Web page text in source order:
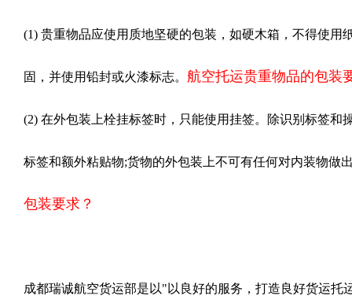
(1) 贵重物品应使用质地坚硬的包装，如硬木箱，不得使用
固，并使用铅封或火漆标志。 航空托运贵重物品的包装
(2) 在外包装上栓挂标签时，只能使用挂签。除识别标签和
标签和额外粘贴物;货物的外包装上不可有任何对内装物做
包装要求？
成都瑞诚航空货运部是以"以良好的服务，打造良好货运托